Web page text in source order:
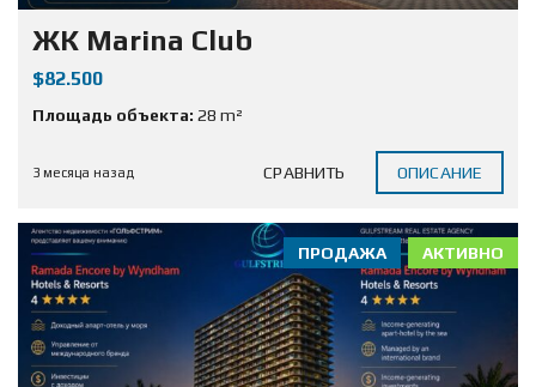
ЖК Marina Club
$82.500
Площадь объекта: 28 m²
3 месяца назад СРАВНИТЬ ОПИСАНИЕ
АКТИВНО
ПРОДАЖА